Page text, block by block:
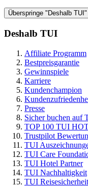
Überspringe "Deshalb TUI"
Deshalb TUI
Affiliate Programm
Bestpreisgarantie
Gewinnspiele
Karriere
Kundenchampion
Presse
Sicher buchen auf
TOP 100 TUI
Trustpilot
TUI
TUI Care
TUI Hotel Partner
TUI Nachhaltigkeit
TUI Reisesicherheit